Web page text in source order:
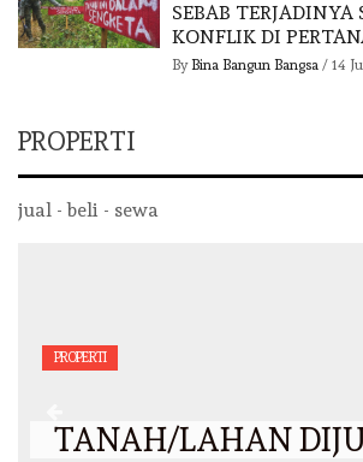
SEBAB TERJADINYA
KONFLIK DI
By Bina Bangun Bangsa/ 14
PROPERTI
jual - beli - sewa
PROPERTI
TANAH/LAHAN